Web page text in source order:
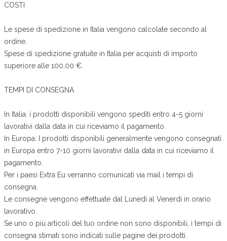
COSTI
Le spese di spedizione in Italia vengono calcolate secondo al
ordine.
Spese di spedizione gratuite in Italia per acquisti di importo
superiore alle 100,00 €.
TEMPI DI CONSEGNA
In Italia: i prodotti disponibili vengono spediti entro 4-5 giorni
lavorativi dalla data in cui riceviamo il pagamento.
In Europa: I prodotti disponibili generalmente vengono consegnati
in Europa entro 7-10 giorni lavorativi dalla data in cui riceviamo il
pagamento.
Per i paesi Extra Eu verranno comunicati via mail i tempi di
consegna.
Le consegne vengono effettuate dal Lunedì al Venerdì in orario
lavorativo.
Se uno o più articoli del tuo ordine non sono disponibili, i tempi di
consegna stimati sono indicati sulle pagine dei prodotti.